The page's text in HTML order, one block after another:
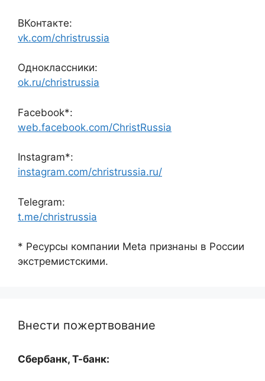
ВКонтакте:
vk.com/christrussia
Одноклассники:
ok.ru/christrussia
Facebook*:
web.facebook.com/ChristRussia
Instagram*:
instagram.com/christrussia.ru/
Telegram:
t.me/christrussia
* Ресурсы компании Meta признаны в России
экстремистскими.
Внести пожертвование
Сбербанк, Т-банк: